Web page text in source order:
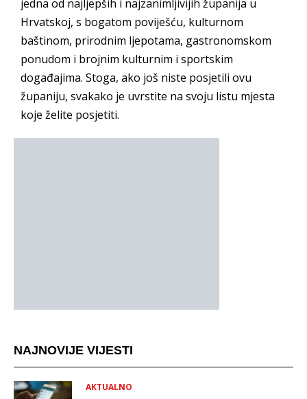
jedna od najljepših i najzanimljivijih županija u
Hrvatskoj, s bogatom poviješću, kulturnom
baštinom, prirodnim ljepotama, gastronomskom
ponudom i brojnim kulturnim i sportskim
događajima. Stoga, ako još niste posjetili ovu
županiju, svakako je uvrstite na svoju listu mjesta
koje želite posjetiti.
NAJNOVIJE VIJESTI
AKTUALNO